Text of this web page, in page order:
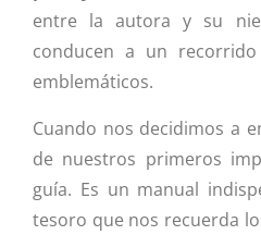
entre la autora y su
conducen a un
emblemáticos.
Cuando nos decidimos a
de nuestros primeros
guía. Es un manual
tesoro que nos recuerda